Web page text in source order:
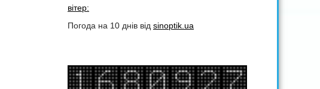
вітер:
Погода на 10 днів від sinoptik.ua